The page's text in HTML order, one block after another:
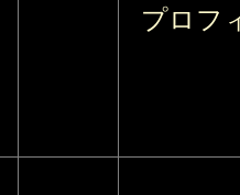
プロフ